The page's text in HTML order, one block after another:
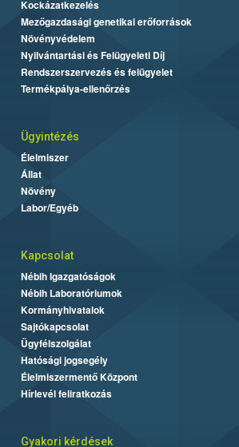
Kockázatkezelés
Mezőgazdasági genetikai erőforrások
Növényvédelem
Nyilvántartási és Felügyeleti Díj
Rendszerszervezés és felügyelet
Termékpálya-ellenőrzés
Ügyintézés
Élelmiszer
Állat
Növény
Labor/Egyéb
Kapcsolat
Nébih Igazgatóságok
Nébih Laboratóriumok
Kormányhivatalok
Sajtókapcsolat
Ügyfélszolgálat
Hatósági jogsegély
Élelmiszermentő Központ
Hírlevél feliratkozás
Gyakori kérdések